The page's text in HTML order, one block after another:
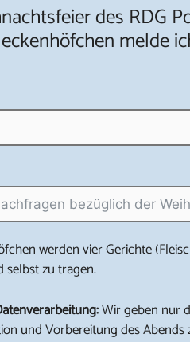
des RDG
melde
werden vier Gerichte
selbst zu tragen.
Wir geben nur
und Vorbereitung des